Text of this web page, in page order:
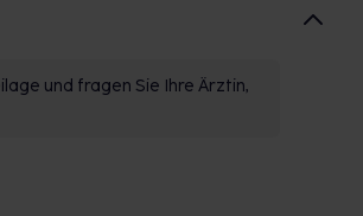
und fragen Sie Ihre Ärztin,